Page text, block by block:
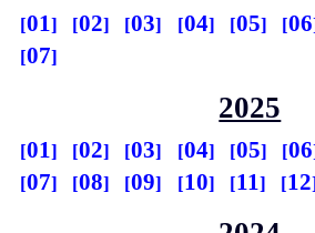
01 02 03 04 05
06
07
2025
01 02 03 04 05
06
07
08 09 10 11 12